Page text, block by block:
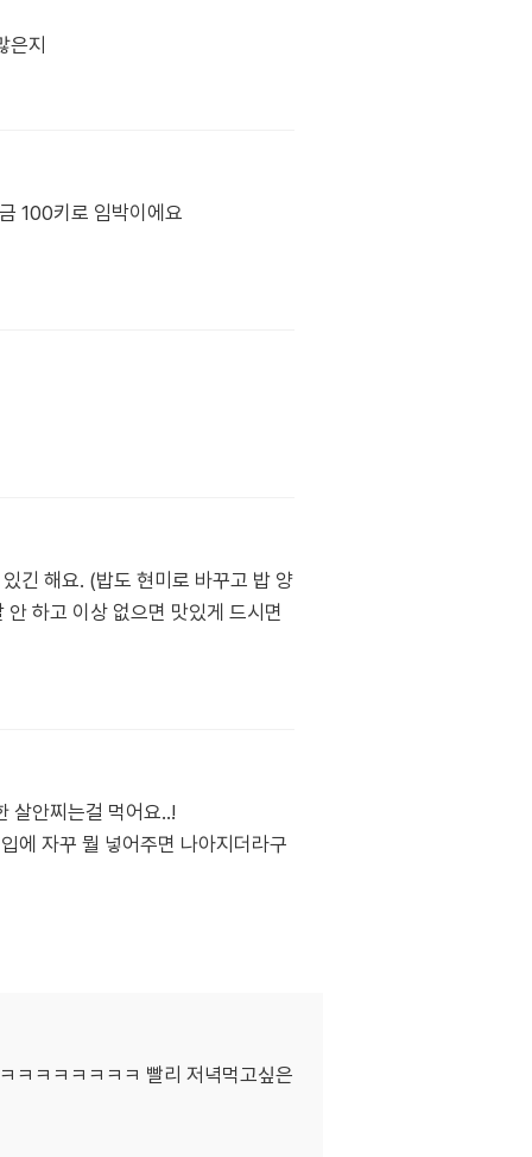
은지
100키로 임박이에요
긴 해요. (밥도 현미로 바꾸고 밥 양
하고 이상 없으면 맛있게 드시면
살안찌는걸 먹어요..!
에 자꾸 뭘 넣어주면 나아지더라구
ㅋㅋㅋㅋㅋㅋㅋ 빨리 저녁먹고싶은